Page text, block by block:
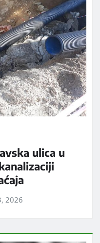
ulica u
2026